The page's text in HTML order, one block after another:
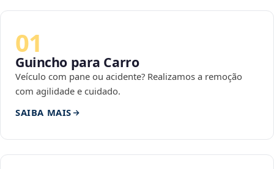
01
Guincho para Carro
Veículo com pane ou acidente? Realizamos a remoção
com agilidade e cuidado.
SAIBA MAIS